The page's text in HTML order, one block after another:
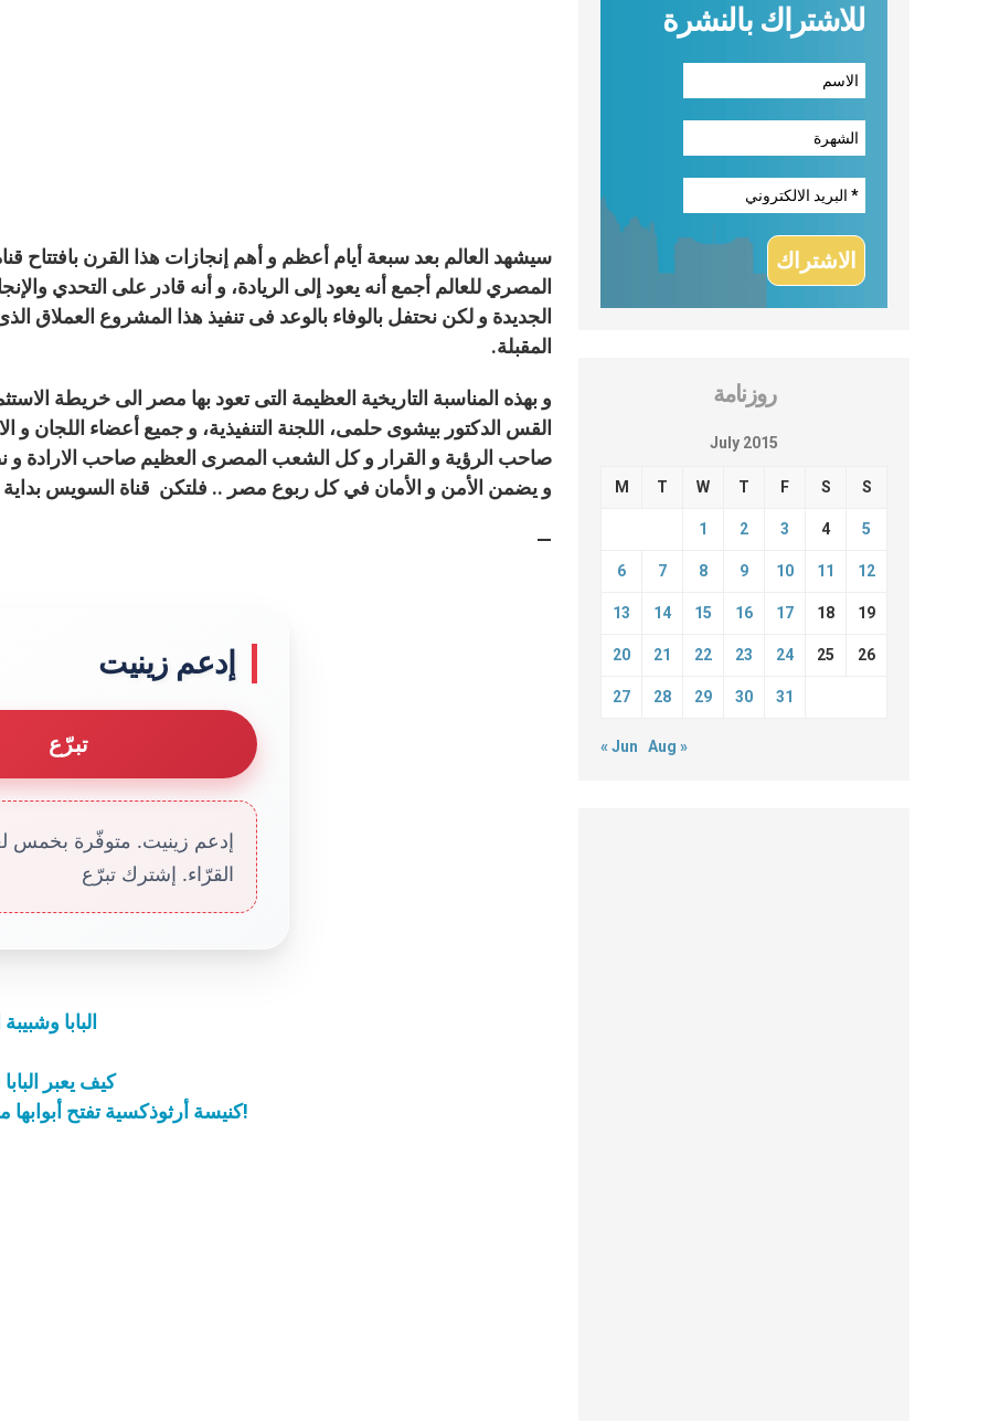
سيشهد العالم بعد سبعة أيام أعظم و أهم إنجازات هذا القرن بافتتاح
المصري للعالم أجمع أنه يعود إلى الريادة، و أنه قادر على التحدي
الجديدة و لكن نحتفل بالوفاء بالوعد فى تنفيذ هذا المشروع
المقبلة.
و بهذه المناسبة التاريخية العظيمة التى تعود بها مصر الى خريطة
القس الدكتور بيشوى حلمى، اللجنة التنفيذية، و جميع أعضاء اللجان و
صاحب الرؤية و القرار و كل الشعب المصرى العظيم صاحب الارادة و
و يضمن الأمن و الأمان في كل ربوع مصر .. فلتكن قناة السويس بداية
—
إدعم زينيت
تبرّع
إدعم زينيت. متوفّرة بخمس
القرّاء. إشترك تبرّع
البابا
كيف يعبر
كنيسة أرثوذكسية تفتح أبوابها من جديد بعد مضي 93 عامًا على إغلاقها في تركيا!
للاشتراك بالنشرة
روزنامة
July 2015
M T W T F S S
1 2 3 4 5
6 7 8 9 10 11 12
13 14 15 16 17 18 19
20 21 22 23 24 25 26
27 28 29 30 31
« Jun Aug »